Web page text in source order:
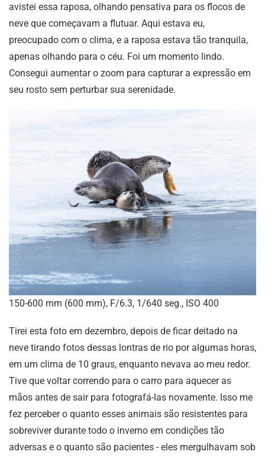
avistei essa raposa, olhando pensativa para os flocos de
neve que começavam a flutuar. Aqui estava eu,
preocupado com o clima, e a raposa estava tão tranquila,
apenas olhando para o céu. Foi um momento lindo.
Consegui aumentar o zoom para capturar a expressão em
seu rosto sem perturbar sua serenidade.
150-600 mm (600 mm), F/6.3, 1/640 seg., ISO 400
Tirei esta foto em dezembro, depois de ficar deitado na
neve tirando fotos dessas lontras de rio por algumas horas,
em um clima de 10 graus, enquanto nevava ao meu redor.
Tive que voltar correndo para o carro para aquecer as
mãos antes de sair para fotografá-las novamente. Isso me
fez perceber o quanto esses animais são resistentes para
sobreviver durante todo o inverno em condições tão
adversas e o quanto são pacientes - eles mergulhavam sob